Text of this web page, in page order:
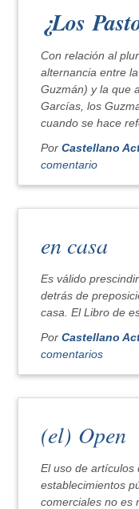
¿Los
Con relación al
alternancia entre
Guzmán) y la que
Garcías, los
cuando se hace
PorCastellano
comentario
en casa
Es válido
detrás de
casa. El Libro de
PorCastellano
comentarios
(el) Open
El uso de artículos
establecimientos
comerciales no es